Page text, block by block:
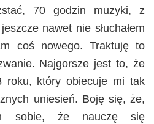
70 godzin muzyki, z
nawet nie słuchałem
coś nowego. Traktuję to
Najgorsze jest to, że
roku, który obiecuje mi tak
uniesień. Boję się, że,
sobie, że nauczę się